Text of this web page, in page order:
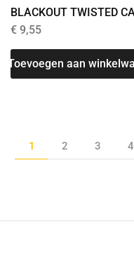
BLACKOUT TWISTED
€ 9,55
Toevoegen aan
1 2 3 4